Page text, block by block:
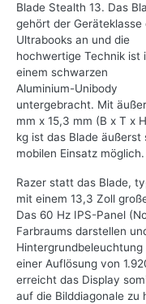
Blade Stealth 13. Das
gehört der Geräteklasse
Ultrabooks an und die
hochwertige Technik ist
einem schwarzen
Aluminium-Unibody
untergebracht. Mit
mm x 15,3 mm (B x T x
kg ist das Blade
mobilen Einsatz möglich.
Razer statt das Blade,
mit einem 13,3 Zoll
Das 60 Hz IPS-Panel
Farbraums darstellen
einer Auflösung von
erreicht das Display
auf die Bilddiagonale zu